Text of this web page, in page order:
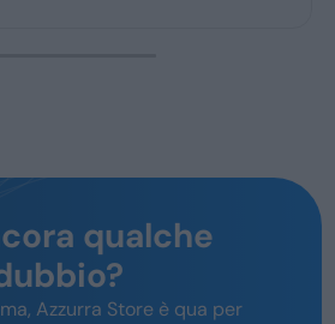
qualche
Azzurra Store è qua per